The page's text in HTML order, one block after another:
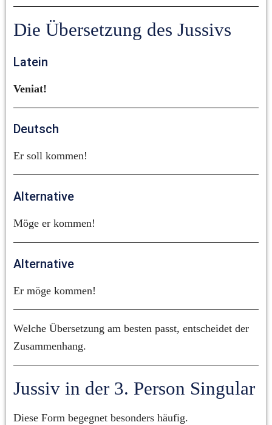
Die Übersetzung des Jussivs
Latein
Veniat!
Deutsch
Er soll kommen!
Alternative
Möge er kommen!
Alternative
Er möge kommen!
Welche Übersetzung am besten passt, entscheidet der
Zusammenhang.
Jussiv in der 3. Person Singular
Diese Form begegnet besonders häufig.